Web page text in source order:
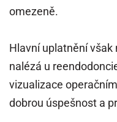
omezeně.
Hlavní uplatnění
nalézá u
vizualizace
dobrou úspešnost a